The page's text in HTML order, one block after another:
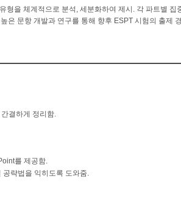
형을 체계적으로 분석, 세분화하여 제시. 각 파트별 집
은 문항 개발과 연구를 통해 향후 ESPT 시험의 출제
결하게 정리함.
를 제공함.
략법을 익히도록 도와줌.